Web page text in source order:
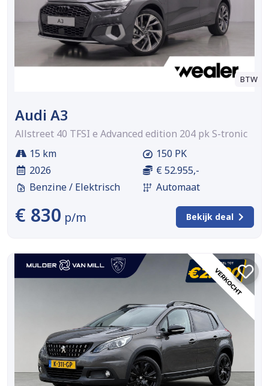
BTW
Audi A3
Allstreet 40 TFSI e Advanced edition 204 pk S-tronic
15 km
2026
Benzine / Elektrisch
150 PK
€ 52.955,-
Automaat
€ 830 p/m Bekijk deal